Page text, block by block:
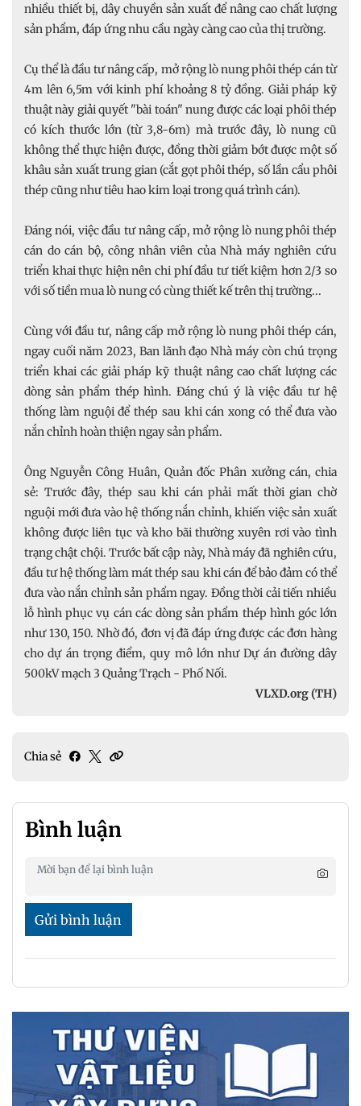
nhiều thiết bị, dây chuyền sản xuất để nâng cao chất lượng
sản phẩm, đáp ứng nhu cầu ngày càng cao của thị trường.
Cụ thể là đầu tư nâng cấp, mở rộng lò nung phôi thép cán từ
4m lên 6,5m với kinh phí khoảng 8 tỷ đồng. Giải pháp kỹ
thuật này giải quyết "bài toán" nung được các loại phôi thép
có kích thước lớn (từ 3,8-6m) mà trước đây, lò nung cũ
không thể thực hiện được, đồng thời giảm bớt được một số
khâu sản xuất trung gian (cắt gọt phôi thép, số lần cẩu phôi
thép cũng như tiêu hao kim loại trong quá trình cán).
Đáng nói, việc đầu tư nâng cấp, mở rộng lò nung phôi thép
cán do cán bộ, công nhân viên của Nhà máy nghiên cứu
triển khai thực hiện nên chi phí đầu tư tiết kiệm hơn 2/3 so
với số tiền mua lò nung có cùng thiết kế trên thị trường...
Cùng với đầu tư, nâng cấp mở rộng lò nung phôi thép cán,
ngay cuối năm 2023, Ban lãnh đạo Nhà máy còn chú trọng
triển khai các giải pháp kỹ thuật nâng cao chất lượng các
dòng sản phẩm thép hình. Đáng chú ý là việc đầu tư hệ
thống làm nguội để thép sau khi cán xong có thể đưa vào
nắn chỉnh hoàn thiện ngay sản phẩm.
Ông Nguyễn Công Huân, Quản đốc Phân xưởng cán, chia
sẻ: Trước đây, thép sau khi cán phải mất thời gian chờ
nguội mới đưa vào hệ thống nắn chỉnh, khiến việc sản xuất
không được liên tục và kho bãi thường xuyên rơi vào tình
trạng chật chội. Trước bất cập này, Nhà máy đã nghiên cứu,
đầu tư hệ thống làm mát thép sau khi cán để bảo đảm có thể
đưa vào nắn chỉnh sản phẩm ngay. Đồng thời cải tiến nhiều
lỗ hình phục vụ cán các dòng sản phẩm thép hình góc lớn
như 130, 150. Nhờ đó, đơn vị đã đáp ứng được các đơn hàng
cho dự án trọng điểm, quy mô lớn như Dự án đường dây
500kV mạch 3 Quảng Trạch - Phố Nối.
VLXD.org (TH)
Chia sẻ
Bình luận
Gửi bình luận